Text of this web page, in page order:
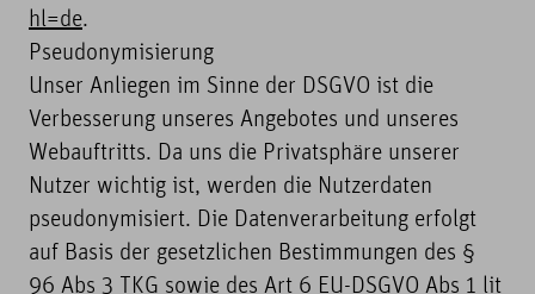
hl=de.
Pseudonymisierung
Unser Anliegen im Sinne der DSGVO ist die
Verbesserung unseres Angebotes und unseres
Webauftritts. Da uns die Privatsphäre unserer
Nutzer wichtig ist, werden die Nutzerdaten
pseudonymisiert. Die Datenverarbeitung erfolgt
auf Basis der gesetzlichen Bestimmungen des §
96 Abs 3 TKG sowie des Art 6 EU-DSGVO Abs 1 lit